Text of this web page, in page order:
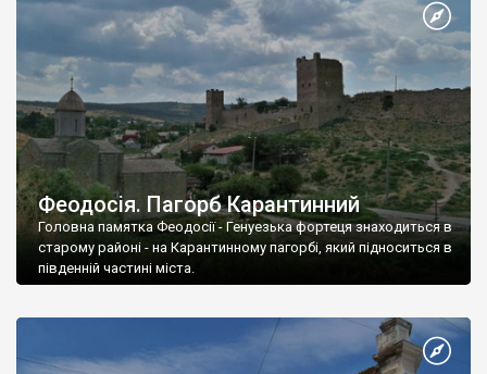
Феодосія. Пагорб Карантинний
Головна памятка Феодосії - Генуезька фортеця знаходиться в
старому районі - на Карантинному пагорбі, який підноситься в
південній частині міста.